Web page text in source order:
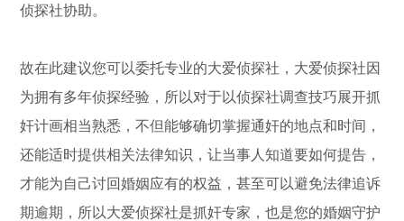
侦探社协助。
故在此建议您可以委托专业的大爱侦探社，大爱侦探社因
为拥有多年侦探经验，所以对于以侦探社调查技巧展开抓
奸计画相当熟悉，不但能够确切掌握通奸的地点和时间，
还能适时提供相关法律知识，让当事人知道要如何提告，
才能为自己讨回婚姻应有的权益，甚至可以避免法律追诉
期逾期，所以大爱侦探社是抓奸专家，也是您的婚姻守护